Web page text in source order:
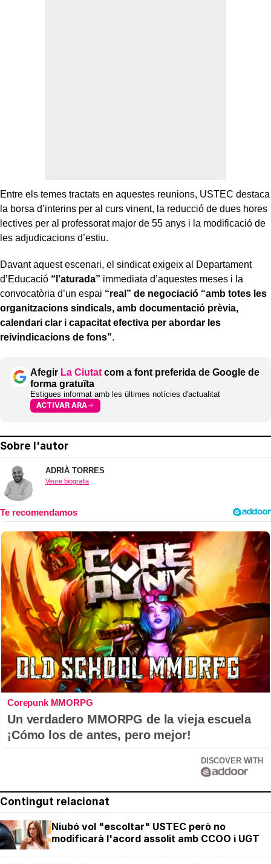
Entre els temes tractats en aquestes reunions, USTEC destaca
la borsa d’interins per al curs vinent, la reducció de dues hores
lectives per al professorat major de 55 anys i la modificació de
les adjudicacions d’estiu.
Davant aquest escenari, el sindicat exigeix al Departament
d’Educació “l’aturada” immediata d’aquestes meses i la
convocatòria d’un espai “real” de negociació “amb totes les
organitzacions sindicals, amb documentació prèvia,
calendari clar i capacitat efectiva per abordar les
reivindicacions de fons”.
Afegir La Ciutat com a font preferida de Google de
forma gratuïta
Estigues informat amb les últimes notícies d'actualitat
ACTIVAR ARA
Sobre l'autor
ADRIÀ TORRES
Veure biografia
Corepunk MMORPG
Un verdadero MMORPG de la vieja escuela
¡Cómo los de antes, pero mejor!
DISCOVER WITH
Contingut relacionat
Niubó vol "escoltar" USTEC però no
modificarà l'acord assolit amb CCOO i UGT